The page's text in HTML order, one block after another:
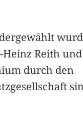
Reith
durch den